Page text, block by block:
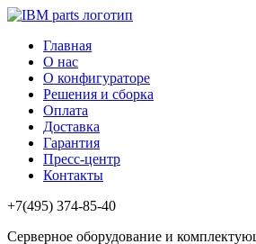
Главная
О нас
О конфигураторе
Решения и сборка
Оплата
Доставка
Гарантия
Пресс-центр
Контакты
+7(495) 374-85-40
Серверное оборудование и